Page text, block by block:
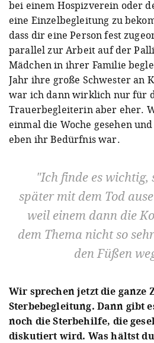
bei einem Hospizverein oder
eine Einzelbegleitung zu
dass dir eine Person fest
parallel zur Arbeit auf der
Mädchen in ihrer Familie
Jahr ihre große Schwester an
war ich dann wirklich nur für
Trauerbegleiterin aber eher.
einmal die Woche gesehen
eben ihr Bedürfnis war.
Ich finde es wichtig,
später mit dem Tod
weil einem dann die
dem Thema nicht so
den Füßen
Wir sprechen jetzt die ganze
Sterbebegleitung. Dann gibt
noch die Sterbehilfe, die
diskutiert wird. Was hältst